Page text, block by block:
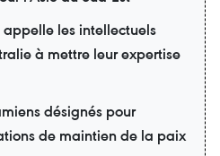
les intellectuels
à mettre leur expertise
désignés pour
de maintien de la paix